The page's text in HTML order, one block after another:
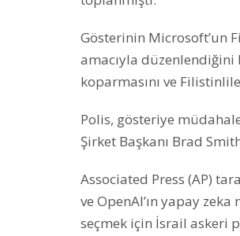
Gösterinin Microsoft’un
amacıyla
koparmasını ve
Polis, gösteriye
Şirket Başkanı Brad
Associated Press (AP)
ve OpenAI’ın yapay
seçmek için İsrail askeri